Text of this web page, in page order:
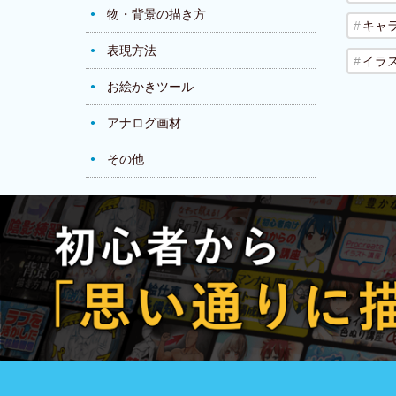
物・背景の描き方
表現方法
お絵かきツール
アナログ画材
その他
キャ
イラ